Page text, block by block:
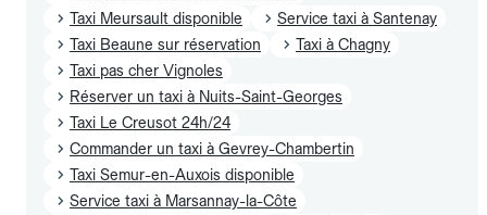
Taxi Meursault disponible
Service taxi à Santenay
Taxi Beaune sur réservation
Taxi à Chagny
Taxi pas cher Vignoles
Réserver un taxi à Nuits-Saint-Georges
Taxi Le Creusot 24h/24
Commander un taxi à Gevrey-Chambertin
Taxi Semur-en-Auxois disponible
Service taxi à Marsannay-la-Côte